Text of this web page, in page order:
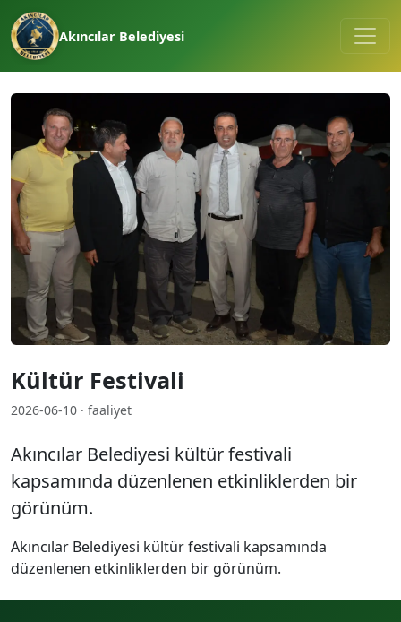
Akıncılar Belediyesi
Kültür Festivali
2026-06-10 · faaliyet
Akıncılar Belediyesi kültür festivali
kapsamında düzenlenen etkinliklerden bir
görünüm.
Akıncılar Belediyesi kültür festivali kapsamında
düzenlenen etkinliklerden bir görünüm.